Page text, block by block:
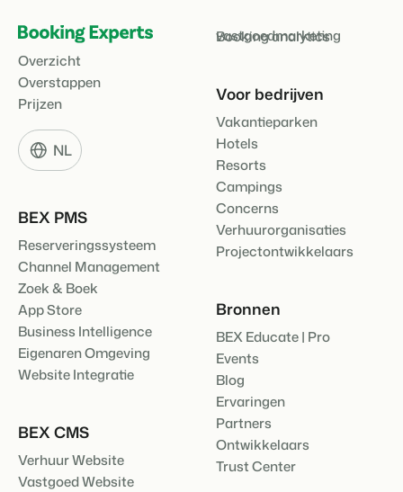
BEX Overzicht
Ontdek de eindeloze mogelijkheden van het Booking
Experts Platform.
Voor Vakantieparken
Ontdek de voordelen van Booking Experts voor
Vakantieparken.
Voor Concerns
Ontdek de voordelen van Booking Experts voor Concerns &
Groepen.
Neem contact op
Over ons
Leer de mensen achter Booking Experts kennen
Vastgoedprojecten
transformeren tot
volgeboekte vakantieparken
Klantverhaal Hofparken
Overzicht
Overstappen
Prijzen
NL
BEX PMS
Reserveringssysteem
Channel Management
Zoek & Boek
App Store
Business Intelligence
Eigenaren Omgeving
Website Integratie
BEX CMS
Verhuur Website
Vastgoed Website
vastgoedmarketing
Booking analytics
Voor bedrijven
Vakantieparken
Hotels
Resorts
Campings
Concerns
Verhuurorganisaties
Projectontwikkelaars
Bronnen
BEX Educate | Pro
Events
Blog
Ervaringen
Partners
Ontwikkelaars
Trust Center